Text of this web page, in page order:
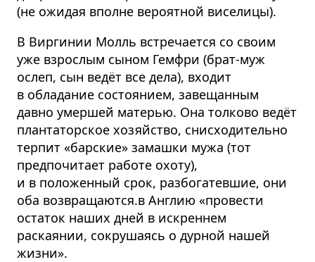
(не ожидая вполне вероятной виселицы).
В Виргинии Молль встречается со своим
уже взрослым сыном Гемфри (брат-муж
ослеп, сын ведёт все дела), входит
в обладание состоянием, завещанным
давно умершей матерью. Она толково ведёт
плантаторское хозяйство, снисходительно
терпит «барские» замашки мужа (тот
предпочитает работе охоту),
и в положенный срок, разбогатевшие, они
оба возвращаются.в Англию «провести
остаток наших дней в искреннем
раскаянии, сокрушаясь о дурной нашей
жизни».